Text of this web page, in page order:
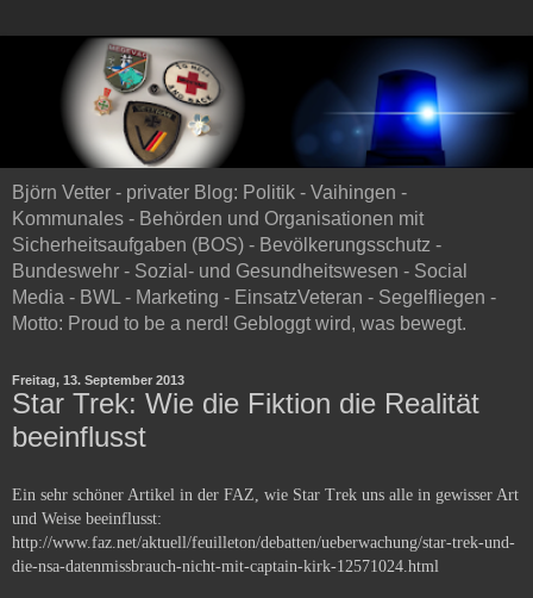
Björn Vetter - privater Blog: Politik - Vaihingen -
Kommunales - Behörden und Organisationen mit
Sicherheitsaufgaben (BOS) - Bevölkerungsschutz -
Bundeswehr - Sozial- und Gesundheitswesen - Social
Media - BWL - Marketing - EinsatzVeteran - Segelfliegen -
Motto: Proud to be a nerd! Gebloggt wird, was bewegt.
Freitag, 13. September 2013
Star Trek: Wie die Fiktion die Realität
beeinflusst
Ein sehr schöner Artikel in der FAZ, wie Star Trek uns alle in gewisser Art
und Weise beeinflusst:
http://www.faz.net/aktuell/feuilleton/debatten/ueberwachung/star-trek-und-
die-nsa-datenmissbrauch-nicht-mit-captain-kirk-12571024.html